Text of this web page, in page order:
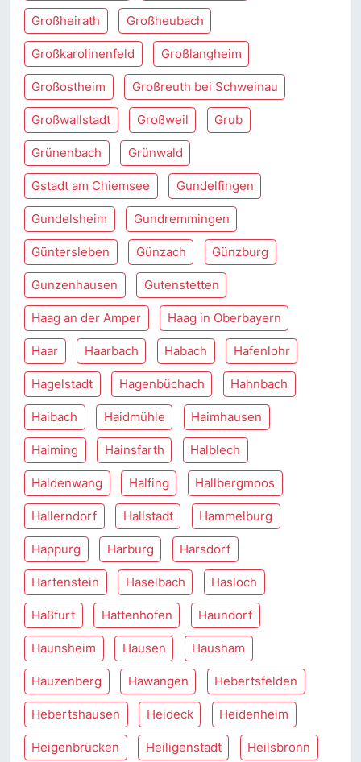
Großheirath Großheubach
Großkarolinenfeld Großlangheim
Großostheim Großreuth bei Schweinau
Großwallstadt Großweil Grub
Grünenbach Grünwald
Gstadt am Chiemsee Gundelfingen
Gundelsheim Gundremmingen
Güntersleben Günzach Günzburg
Gunzenhausen Gutenstetten
Haag an der Amper Haag in Oberbayern
Haar Haarbach Habach Hafenlohr
Hagelstadt Hagenbüchach Hahnbach
Haibach Haidmühle Haimhausen
Haiming Hainsfarth Halblech
Haldenwang Halfing Hallbergmoos
Hallerndorf Hallstadt Hammelburg
Happurg Harburg Harsdorf
Hartenstein Haselbach Hasloch
Haßfurt Hattenhofen Haundorf
Haunsheim Hausen Hausham
Hauzenberg Hawangen Hebertsfelden
Hebertshausen Heideck Heidenheim
Heigenbrücken Heiligenstadt Heilsbronn